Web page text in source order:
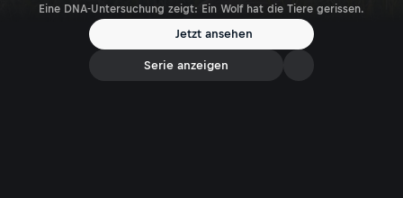
Eine DNA-Untersuchung zeigt: Ein Wolf hat die Tiere gerissen.
Jetzt ansehen
Serie anzeigen